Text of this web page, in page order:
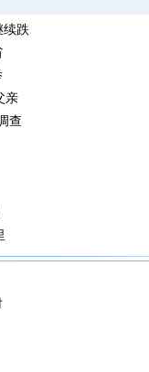
续跌
亲
查